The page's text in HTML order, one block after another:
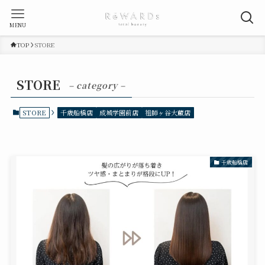
MENU
TOP STORE
STORE – category –
STORE 千歳船橋店 成城学園前店 祖師ヶ谷大蔵店
千歳船橋店